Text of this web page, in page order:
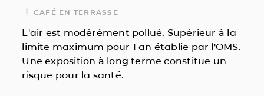
CAFÉ EN TERRASSE
L'air est modérément pollué. Supérieur à la
limite maximum pour 1 an établie par l'OMS.
Une exposition à long terme constitue un
risque pour la santé.